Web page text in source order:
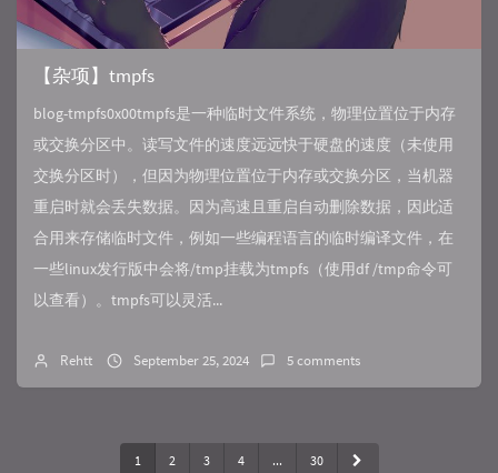
【杂项】tmpfs
blog-tmpfs0x00tmpfs是一种临时文件系统，物理位置位于内存
或交换分区中。读写文件的速度远远快于硬盘的速度（未使用
交换分区时），但因为物理位置位于内存或交换分区，当机器
重启时就会丢失数据。因为高速且重启自动删除数据，因此适
合用来存储临时文件，例如一些编程语言的临时编译文件，在
一些linux发行版中会将/tmp挂载为tmpfs（使用df /tmp命令可
以查看）。tmpfs可以灵活...
Rehtt September 25, 2024 5 comments
1 2 3 4 ... 30